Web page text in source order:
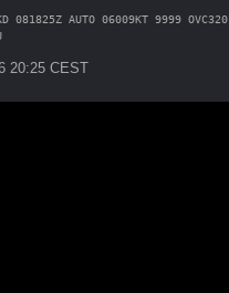
081825Z AUTO 06009KT 9999 OVC320
20:25 CEST